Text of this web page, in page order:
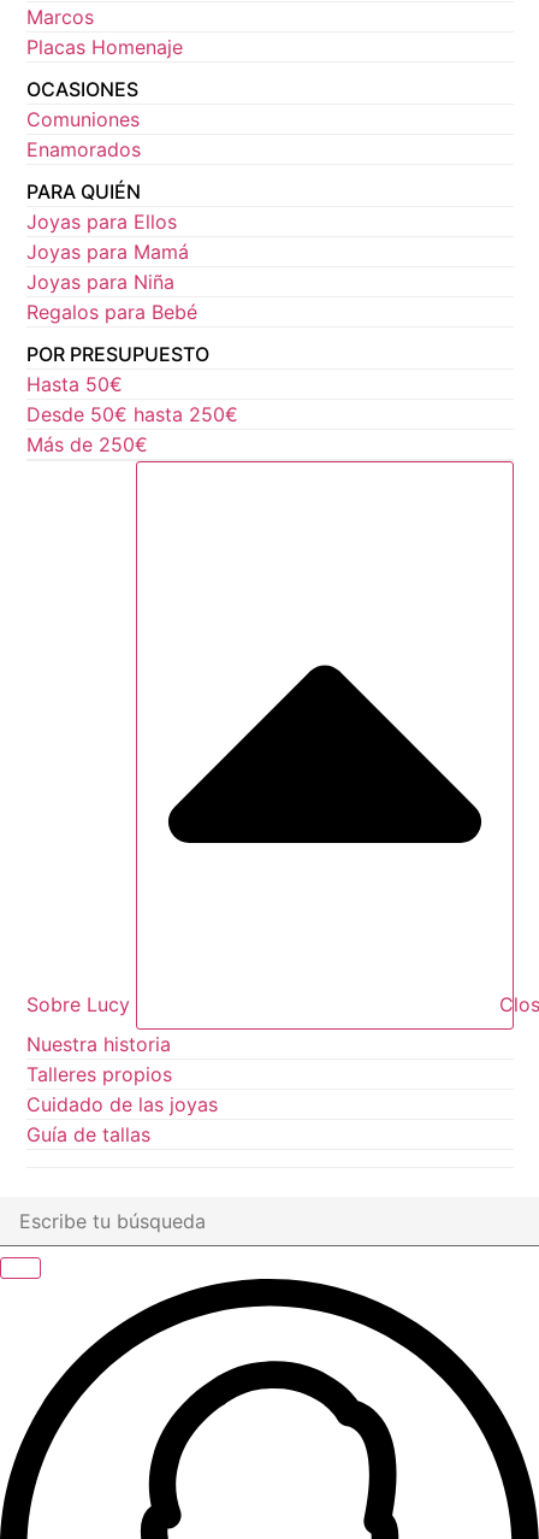
Marcos
Placas Homenaje
OCASIONES
Comuniones
Enamorados
PARA QUIÉN
Joyas para Ellos
Joyas para Mamá
Joyas para Niña
Regalos para Bebé
POR PRESUPUESTO
Hasta 50€
Desde 50€ hasta 250€
Más de 250€
Sobre Lucy
Nuestra historia
Talleres propios
Cuidado de las joyas
Guía de tallas